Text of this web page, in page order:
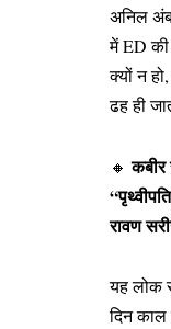
अनिल
में ED की
क्यों न
ढह ही
🔸
रावण
यह लोक
दिन